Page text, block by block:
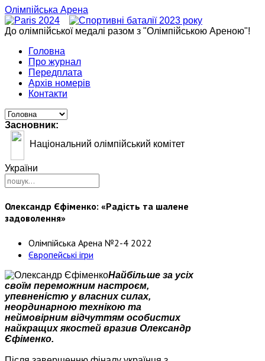
Олімпійська Арена
До олімпійської медалі разом з "Олімпійською Ареною"!
Головна
Про журнал
Передплата
Архів номерів
Контакти
Засновник:
Національний олімпійський комітет
України
Олександр Єфіменко: «Радість та шалене
задоволення»
Олімпійська Арена №2-4 2022
Європейські ігри
Найбільше за усіх
своїм переможним настроєм,
упевненістю у власних силах,
неординарною технікою та
неймовірним відчуттям особистих
найкращих якостей вразив Олександр
Єфіменко.